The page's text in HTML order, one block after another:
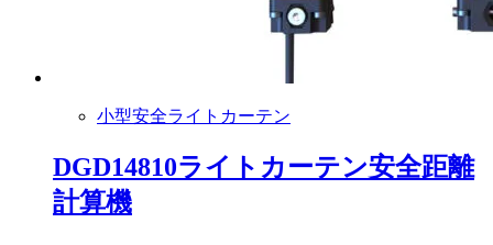
小型安全ライトカーテン
DGD14810ライトカーテン安全距離
計算機